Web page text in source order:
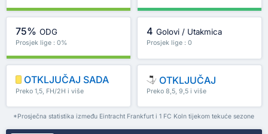
75% ODG
Prosjek lige : 0%
4 Golovi / Utakmica
Prosjek lige : 0
OTKLJUČAJ SADA
Preko 1,5, FH/2H i više
OTKLJUČAJ
Preko 8,5, 9,5 i više
*Prosječna statistika između Eintracht Frankfurt i 1 FC Koln tijekom tekuće sezone